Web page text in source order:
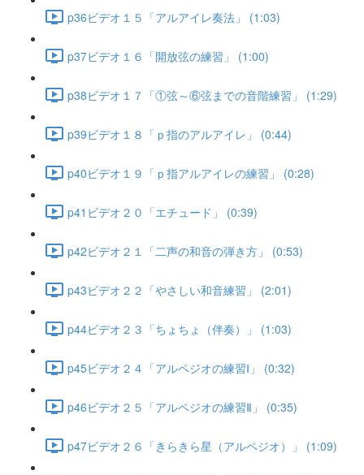
p36ビデオ１５「アルアイレ奏法」 (1:03)
p37ビデオ１６「開放弦の練習」 (1:00)
p38ビデオ１７「①弦～⑥弦までの音階練習」 (1:29)
p39ビデオ１８「ｐ指のアルアイレ」 (0:44)
p40ビデオ１９「ｐ指アルアイレの練習」 (0:28)
p41ビデオ２０「エチュード」 (0:39)
p42ビデオ２１「二声の和音の弾き方」 (0:53)
p43ビデオ２２「やさしい和音練習」 (2:01)
p44ビデオ２３「ちょちょ（伴奏）」 (1:03)
p45ビデオ２４「アルペジオの練習Ⅰ」 (0:32)
p46ビデオ２５「アルペジオの練習Ⅱ」 (0:35)
p47ビデオ２６「きらきら星（アルペジオ）」 (1:09)